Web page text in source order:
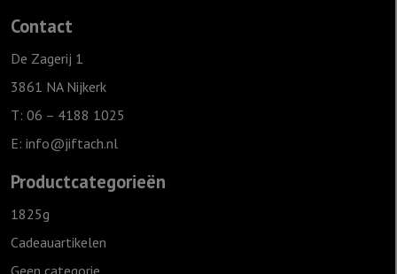
Contact
De Zagerij 1
3861 NA Nijkerk
T: 06 – 4188 1025
E: info@jiftach.nl
Productcategorieën
1825g
Cadeauartikelen
Geen categorie